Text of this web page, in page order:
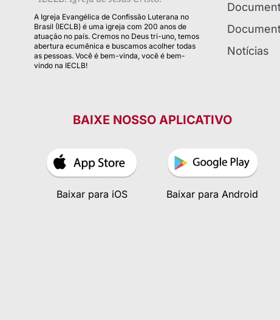
A Igreja Evangélica de Confissão Luterana no
Brasil (IECLB) é uma igreja com 200 anos de
atuação no país. Cremos no Deus tri-uno, temos
abertura ecumênica e buscamos acolher todas
as pessoas. Você é bem-vinda, você é bem-
vindo na IECLB!
Notícias
BAIXE NOSSO APLICATIVO
Baixar para iOS Baixar para Android